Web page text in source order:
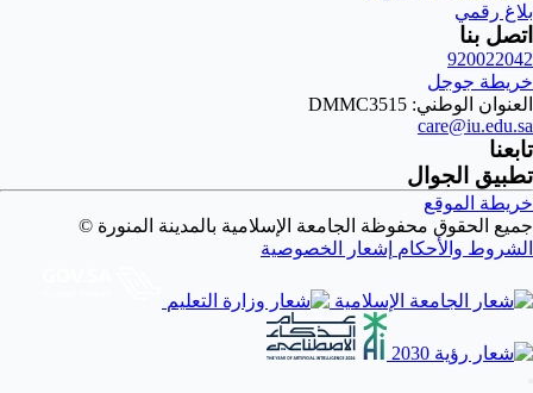
بلاغ رقمي
اتصل بنا
920022042
خريطة جوجل
العنوان الوطني: DMMC3515
care@iu.edu.sa
تابعنا
تطبيق الجوال
خريطة الموقع
جميع الحقوق محفوظة الجامعة الإسلامية بالمدينة المنورة ©
الشروط والأحكام إشعار الخصوصية